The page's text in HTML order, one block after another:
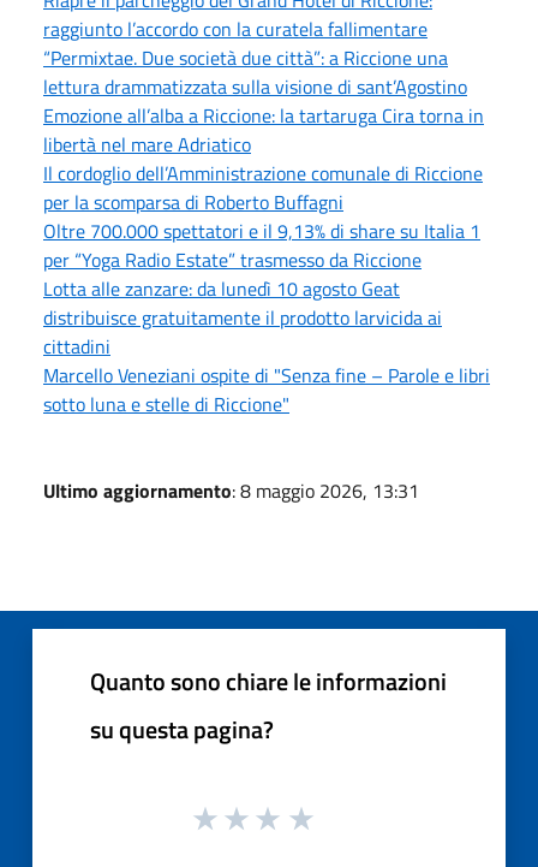
raggiunto l’accordo con la curatela fallimentare
“Permixtae. Due società due città”: a Riccione una
lettura drammatizzata sulla visione di sant’Agostino
Emozione all’alba a Riccione: la tartaruga Cira torna in
libertà nel mare Adriatico
Il cordoglio dell’Amministrazione comunale di Riccione
per la scomparsa di Roberto Buffagni
Oltre 700.000 spettatori e il 9,13% di share su Italia 1
per “Yoga Radio Estate” trasmesso da Riccione
Lotta alle zanzare: da lunedì 10 agosto Geat
distribuisce gratuitamente il prodotto larvicida ai
cittadini
Marcello Veneziani ospite di "Senza fine – Parole e libri
sotto luna e stelle di Riccione"
Ultimo aggiornamento: 8 maggio 2026, 13:31
Quanto sono chiare le informazioni
su questa pagina?